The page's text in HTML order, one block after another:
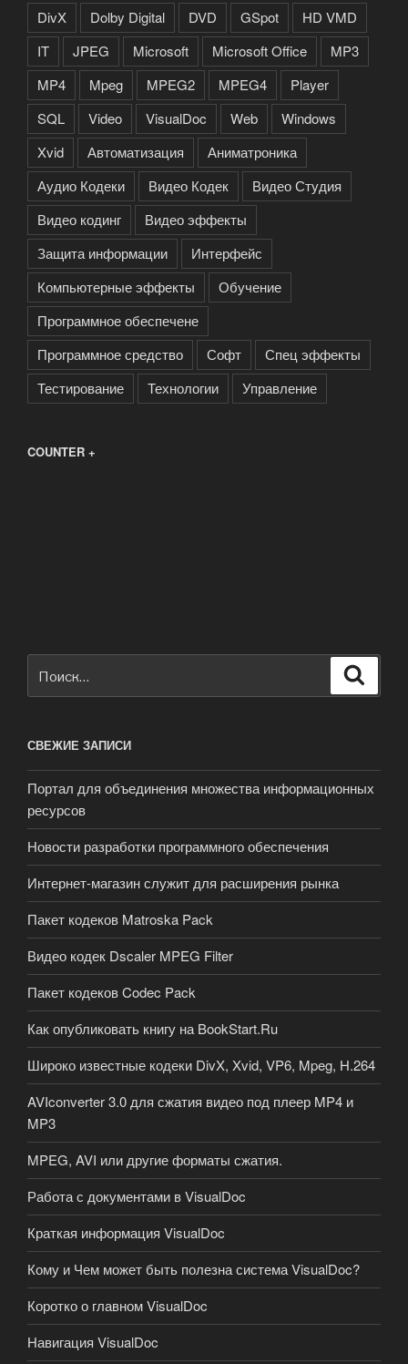
DivX
Dolby Digital DVD GSpot
HD VMD
IT
JPEG Microsoft Microsoft Office
MP3
MP4
Mpeg MPEG2 MPEG4
Player
SQL
Video VisualDoc Web
Windows
Xvid
Автоматизация
Аниматроника
Аудио Кодеки
Видео Кодек
Видео Студия
Видео кодинг
Видео эффекты
Защита информации
Интерфейс
Компьютерные эффекты
Обучение
Программное обеспечене
Программное средство
Софт
Спец эффекты
Тестирование
Технологии Управление
COUNTER +
СВЕЖИЕ ЗАПИСИ
Портал для объединения множества информационных
ресурсов
Новости разработки программного обеспечения
Интернет-магазин служит для расширения рынка
Пакет кодеков Matroska Pack
Видео кодек Dscaler MPEG Filter
Пакет кодеков Codec Pack
Как опубликовать книгу на BookStart.Ru
Широко известные кодеки DivX, Xvid, VP6, Mpeg, H.264
AVIconverter 3.0 для сжатия видео под плеер MP4 и
MP3
MPEG, AVI или другие форматы сжатия.
Работа с документами в VisualDoc
Краткая информация VisualDoc
Кому и Чем может быть полезна система VisualDoc?
Коротко о главном VisualDoc
Навигация VisualDoc